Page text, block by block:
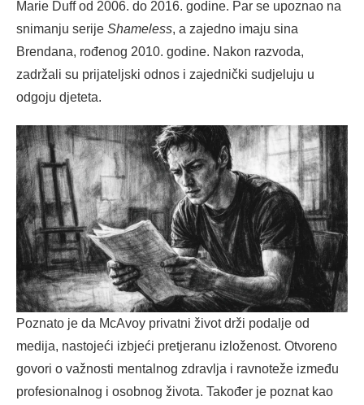
Marie Duff od 2006. do 2016. godine. Par se upoznao na
snimanju serije Shameless, a zajedno imaju sina
Brendana, rođenog 2010. godine. Nakon razvoda,
zadržali su prijateljski odnos i zajednički sudjeluju u
odgoju djeteta.
Poznato je da McAvoy privatni život drži podalje od
medija, nastojeći izbjeći pretjeranu izloženost. Otvoreno
govori o važnosti mentalnog zdravlja i ravnoteže između
profesionalnog i osobnog života. Također je poznat kao